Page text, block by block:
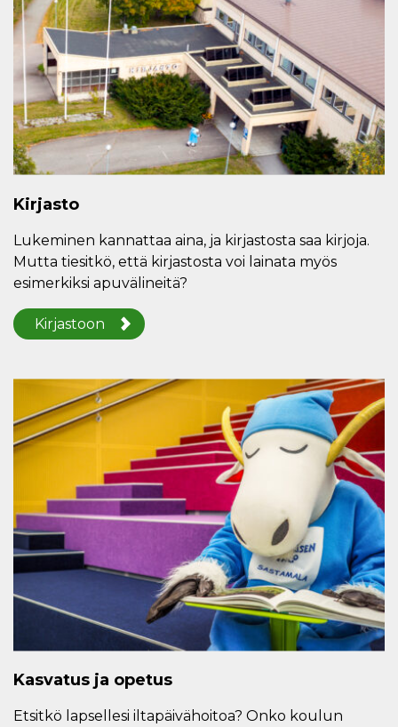
Kirjasto
Lukeminen kannattaa aina, ja kirjastosta saa kirjoja.
Mutta tiesitkö, että kirjastosta voi lainata myös
esimerkiksi apuvälineitä?
Kirjastoon
Kasvatus ja opetus
Etsitkö lapsellesi iltapäivähoitoa? Onko koulun